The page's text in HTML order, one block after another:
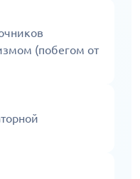
(побегом от